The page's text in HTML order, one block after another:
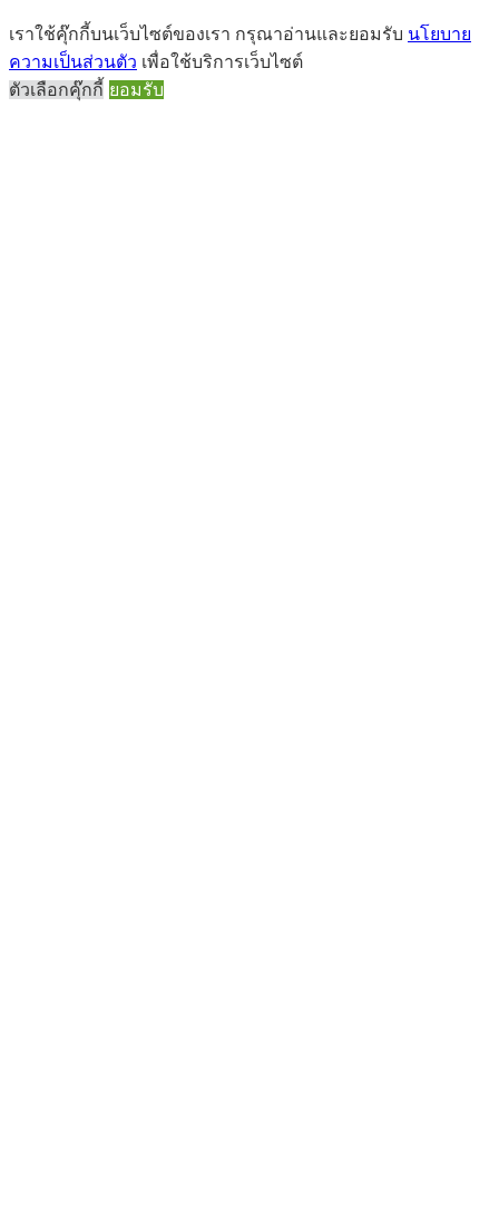
เราใช้คุ๊กกี้บนเว็บไซต์ของเรา กรุณาอ่านและยอมรับ นโยบาย
ความเป็นส่วนตัว เพื่อใช้บริการเว็บไซต์
ตัวเลือกคุ๊กกี้ ยอมรับ